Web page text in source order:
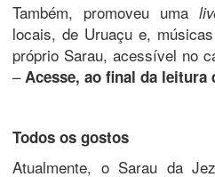
Também, promoveu uma
locais, de Uruaçu e,
próprio Sarau, acessível no
–Acesse, ao final da leitura
Todos os gostos
Atualmente, o Sarau da